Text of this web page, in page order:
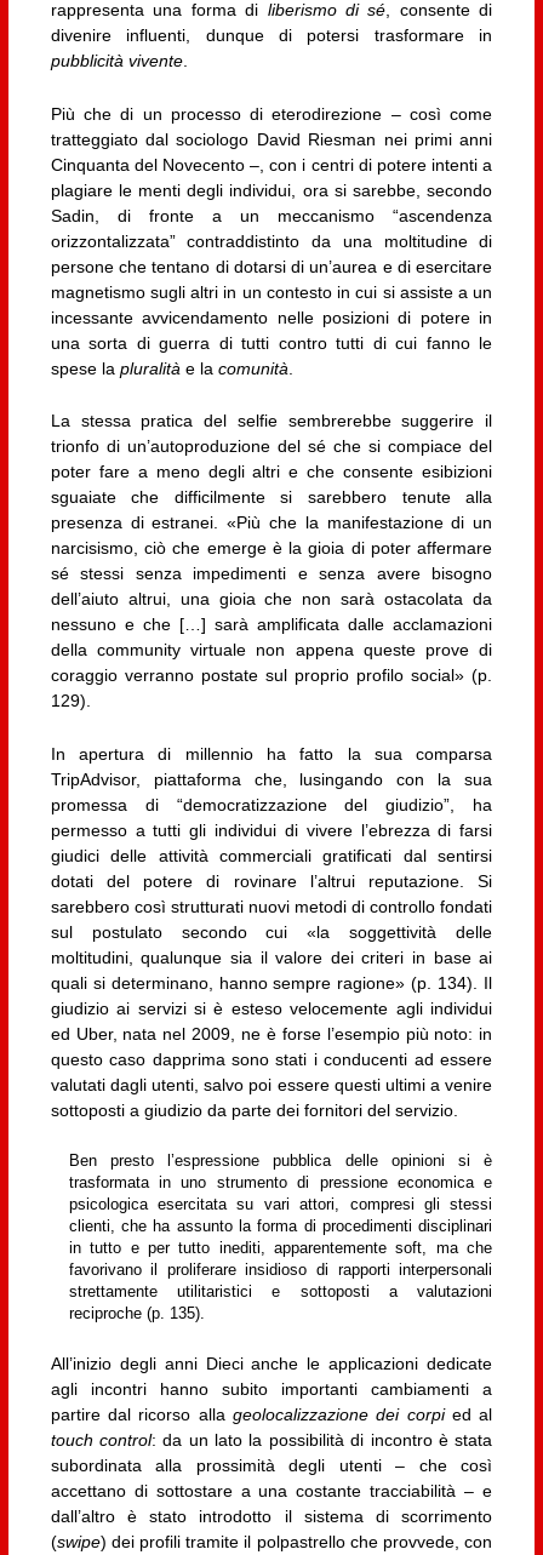
rappresenta una forma di liberismo di sé, consente di
divenire influenti, dunque di potersi trasformare in
pubblicità vivente.
Più che di un processo di eterodirezione – così come
tratteggiato dal sociologo David Riesman nei primi anni
Cinquanta del Novecento –, con i centri di potere intenti a
plagiare le menti degli individui, ora si sarebbe, secondo
Sadin, di fronte a un meccanismo “ascendenza
orizzontalizzata” contraddistinto da una moltitudine di
persone che tentano di dotarsi di un’aurea e di esercitare
magnetismo sugli altri in un contesto in cui si assiste a un
incessante avvicendamento nelle posizioni di potere in
una sorta di guerra di tutti contro tutti di cui fanno le
spese la pluralità e la comunità
La stessa pratica del selfie sembrerebbe suggerire il
trionfo di un’autoproduzione del sé che si compiace del
poter fare a meno degli altri e che consente esibizioni
sguaiate che difficilmente si sarebbero tenute alla
presenza di estranei. «Più che la manifestazione di un
narcisismo, ciò che emerge è la gioia di poter affermare
sé stessi senza impedimenti e senza avere bisogno
dell’aiuto altrui, una gioia che non sarà ostacolata da
nessuno e che […] sarà amplificata dalle acclamazioni
della community virtuale non appena queste prove di
coraggio verranno postate sul proprio profilo social» (p.
129).
In apertura di millennio ha fatto la sua comparsa
TripAdvisor, piattaforma che, lusingando con la sua
promessa di “democratizzazione del giudizio”, ha
permesso a tutti gli individui di vivere l’ebrezza di farsi
giudici delle attività commerciali gratificati dal sentirsi
dotati del potere di rovinare l’altrui reputazione. Si
sarebbero così strutturati nuovi metodi di controllo fondati
sul postulato secondo cui «la soggettività delle
moltitudini, qualunque sia il valore dei criteri in base ai
quali si determinano, hanno sempre ragione» (p. 134). Il
giudizio ai servizi si è esteso velocemente agli individui
ed Uber, nata nel 2009, ne è forse l’esempio più noto: in
questo caso dapprima sono stati i conducenti ad essere
valutati dagli utenti, salvo poi essere questi ultimi a venire
sottoposti a giudizio da parte dei fornitori del servizio.
Ben presto l’espressione pubblica delle opinioni si è
trasformata in uno strumento di pressione economica e
psicologica esercitata su vari attori, compresi gli stessi
clienti, che ha assunto la forma di procedimenti disciplinari
in tutto e per tutto inediti, apparentemente soft, ma che
favorivano il proliferare insidioso di rapporti interpersonali
strettamente utilitaristici e sottoposti a valutazioni
reciproche (p. 135).
All’inizio degli anni Dieci anche le applicazioni dedicate
agli incontri hanno subito importanti cambiamenti a
partire dal ricorso allageolocalizzazione dei corpied al
touch control: da un lato la possibilità di incontro è stata
subordinata alla prossimità degli utenti – che così
accettano di sottostare a una costante tracciabilità – e
dall’altro è stato introdotto il sistema di scorrimento
(swipe) dei profili tramite il polpastrello che provvede, con